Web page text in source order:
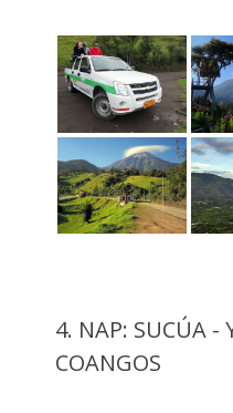
4. NAP: SUCÚA -
COANGOS